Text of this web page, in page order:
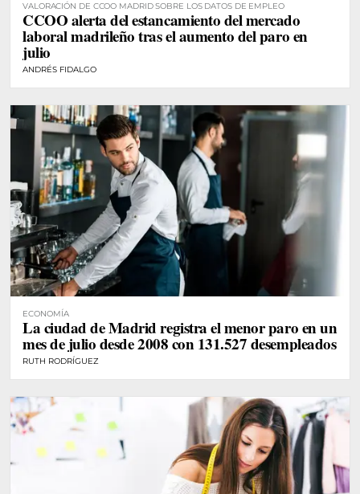
VALORACIÓN DE CCOO MADRID SOBRE LOS DATOS DE EMPLEO
CCOO alerta del estancamiento del mercado
laboral madrileño tras el aumento del paro en
julio
ANDRÉS FIDALGO
ECONOMÍA
La ciudad de Madrid registra el menor paro en un
mes de julio desde 2008 con 131.527 desempleados
RUTH RODRÍGUEZ